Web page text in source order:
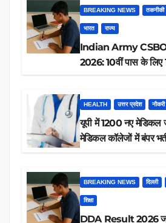
BREAKING NEWS तकनीकी
भारत राज्य
Indian Army
2026: 10वीं पास के लिए
HEALTH उत्तर प्रदेश नौकरी
यूपी में 1200 नए मेडिकल
मेडिकल कॉलेजों में बंपर
BREAKING NEWS दिल्ली
शिक्षा
DDA Result 2026